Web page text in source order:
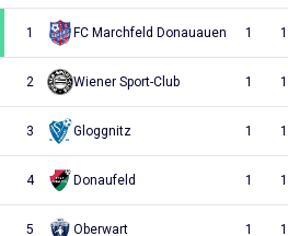
1 FC Marchfeld Donauauen 1 1
2 Wiener Sport-Club 1 1
3 Gloggnitz 1 1
4 Donaufeld 1 1
5 Oberwart 1 1